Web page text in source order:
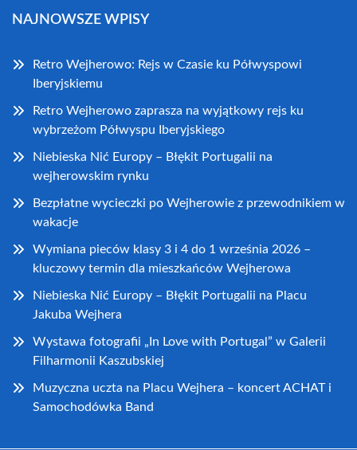
NAJNOWSZE WPISY
Retro Wejherowo: Rejs w Czasie ku Półwyspowi
Iberyjskiemu
Retro Wejherowo zaprasza na wyjątkowy rejs ku
wybrzeżom Półwyspu Iberyjskiego
Niebieska Nić Europy – Błękit Portugalii na
wejherowskim rynku
Bezpłatne wycieczki po Wejherowie z przewodnikiem w
wakacje
Wymiana pieców klasy 3 i 4 do 1 września 2026 –
kluczowy termin dla mieszkańców Wejherowa
Niebieska Nić Europy – Błękit Portugalii na Placu
Jakuba Wejhera
Wystawa fotografii „In Love with Portugal” w Galerii
Filharmonii Kaszubskiej
Muzyczna uczta na Placu Wejhera – koncert ACHAT i
Samochodówka Band